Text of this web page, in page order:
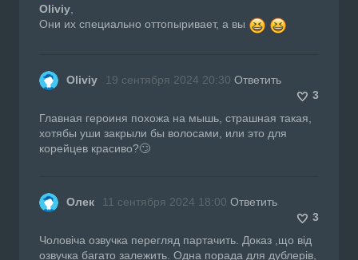
Oliviy
Они их специально оттопыривает, а вы
Oliviy 19 сентября 2024 20:30 Ответить
3
Главная героиня похожа на мышь, страшная такая,
хотябы уши закрыли бы волосами, или это для
корейцев красиво?🙄
Олек 11 сентября 2024 18:00 Ответить
3
Чоловіча озвучка перегляд партачить. Доказ ,що від
озвучка багато залежить. Одна порада для дублерів,